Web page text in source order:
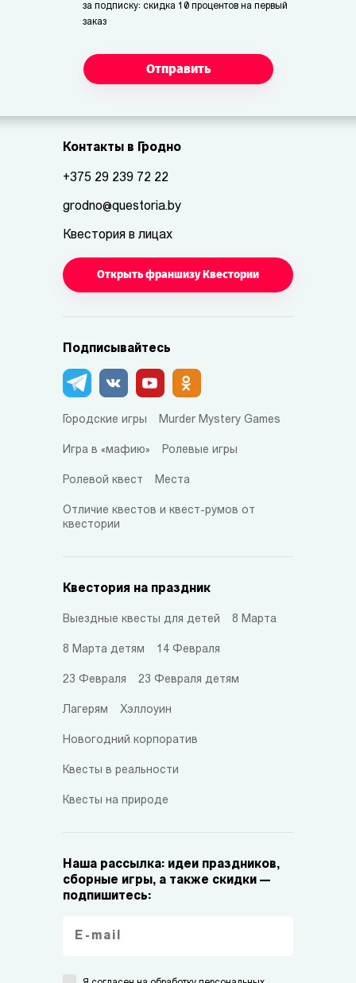
за подписку: скидка 10 процентов на первый
заказ
Отправить
Контакты в Гродно
+375 29 239 72 22
grodno@questoria.by
Квестория в лицах
Открыть франшизу Квестории
Подписывайтесь
Городские игры Murder Mystery Games
Игра в «мафию» Ролевые игры
Ролевой квест Места
Отличие квестов и квест-румов от
квестории
Квестория на праздник
Выездные квесты для детей 8 Марта
8 Марта детям 14 Февраля
23 Февраля 23 Февраля детям
Лагерям Хэллоуин
Новогодний корпоратив
Квесты в реальности
Квесты на природе
Наша рассылка: идеи праздников,
сборные игры, а также скидки —
подпишитесь: